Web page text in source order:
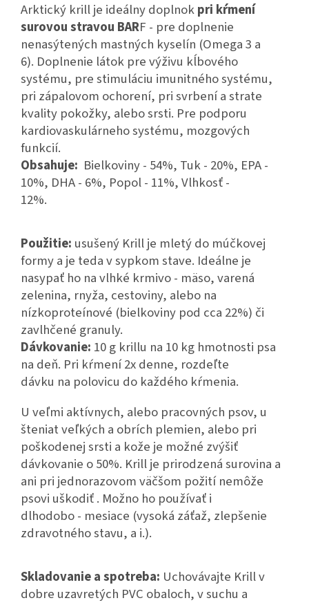
Arktický krill je ideálny doplnokpri kŕmení
surovou stravou BARF - pre doplnenie
nenasýtených mastných kyselín (Omega 3 a
6). Doplnenie látok pre výživu kĺbového
systému, pre stimuláciu imunitného systému,
pri zápalovom ochorení, pri svrbení a strate
kvality pokožky, alebo srsti. Pre podporu
kardiovaskulárneho systému, mozgových
funkcií.
Obsahuje: Bielkoviny - 54%, Tuk - 20%, EPA -
10%, DHA - 6%, Popol - 11%, Vlhkosť -
12%.
Použitie: usušený Krill je mletý do múčkovej
formy a je teda v sypkom stave. Ideálne je
nasypať ho na vlhké krmivo - mäso, varená
zelenina, rnyža, cestoviny, alebo na
nízkoproteínové (bielkoviny pod cca 22%) či
zavlhčené granuly.
Dávkovanie: 10 g krillu na 10 kg hmotnosti psa
na deň. Pri kŕmení 2x denne, rozdeľte
dávku na polovicu do každého kŕmenia.
U veľmi aktívnych, alebo pracovných psov, u
šteniat veľkých a obrích plemien, alebo pri
poškodenej srsti a kože je možné zvýšiť
dávkovanie o 50%. Krill je prirodzená surovina a
ani pri jednorazovom väčšom požití nemôže
psovi uškodiť . Možno ho používať i
dlhodobo - mesiace (vysoká záťaž, zlepšenie
zdravotného stavu, a i.).
Skladovanie a spotreba: Uchovávajte Krill v
dobre uzavretých PVC obaloch, v suchu a